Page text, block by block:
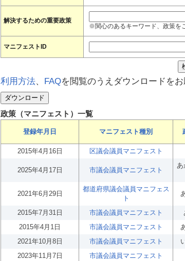
解決するための重要政策
※関心のあるキーワード、政策を
マニフェストID
利用方法、 FAQを閲覧のうえダウンロードをお
政策（マニフェスト）一覧
登録年月日 マニフェスト種別
2015年4月16日
区議会議員マニフェスト
2025年4月17日 市議会議員マニフェスト
2021年6月29日
都道府県議会議員マニフェス
ト
2015年7月31日 市議会議員マニフェスト
2015年4月1日
市議会議員マニフェスト
2021年10月8日
市議会議員マニフェスト
2023年11月7日
市議会議員マニフェスト